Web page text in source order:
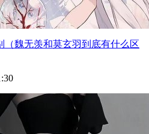
（魏无羡和莫玄羽到底有什么区